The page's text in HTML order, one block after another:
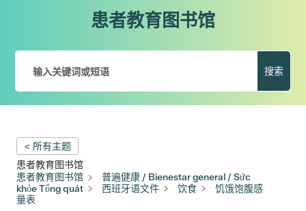
患者教育图书馆
搜索
< 所有主题
患者教育图书馆
患者教育图书馆
普遍健康 / Bienestar general / Sức
khỏe Tổng quát
西班牙语文件 饮食
饥饿饱腹感
量表